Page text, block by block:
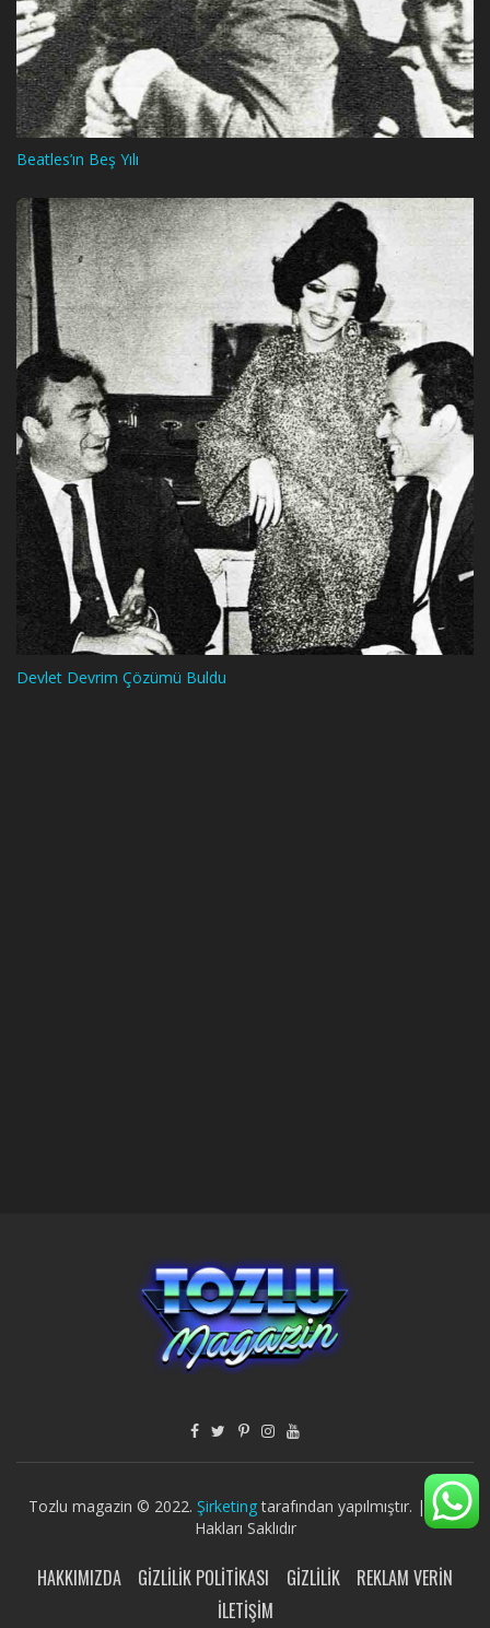
Beatles’ın Beş Yılı
Devlet Devrim Çözümü Buldu
Tozlu magazin © 2022. Şirketingtarafından yapılmıştır. | Tüm
Hakları Saklıdır
HAKKIMIZDA GIZLILIK POLITIKASI GIZLILIK
REKLAM VERIN
İLETIŞIM